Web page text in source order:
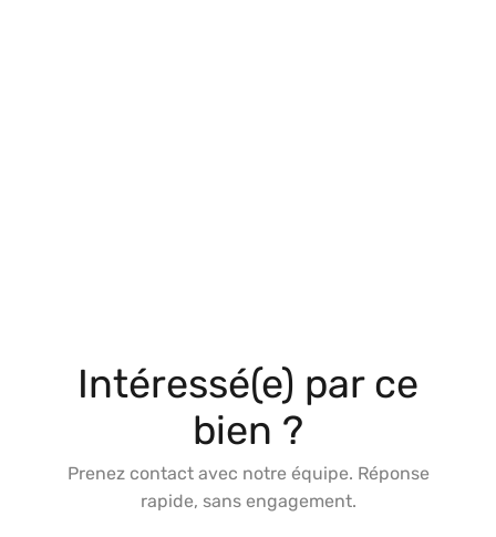
Intéressé(e) par ce
bien ?
Prenez contact avec notre équipe. Réponse
rapide, sans engagement.